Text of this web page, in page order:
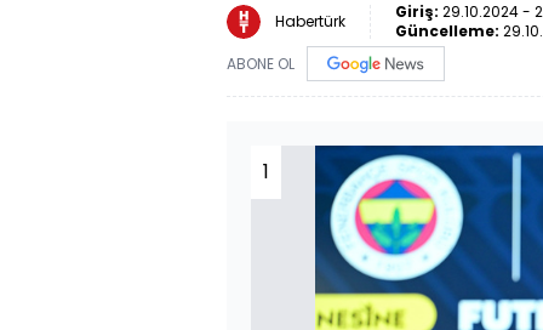
Habertürk Giriş: 29.10.2024 -
Güncelleme:
ABONE OL
1